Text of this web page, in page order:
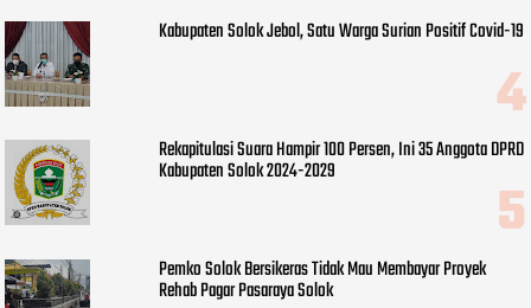
Kabupaten Solok Jebol, Satu Warga Surian Positif Covid-19
Rekapitulasi Suara Hampir 100 Persen, Ini 35 Anggota DPRD
Kabupaten Solok 2024-2029
Pemko Solok Bersikeras Tidak Mau Membayar Proyek
Rehab Pagar Pasaraya Solok